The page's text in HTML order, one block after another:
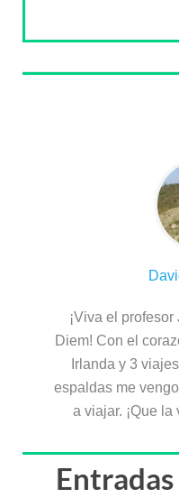
¡Viva el
Diem! Con el
Irlanda y 3
espaldas me
a viajar. ¡Que